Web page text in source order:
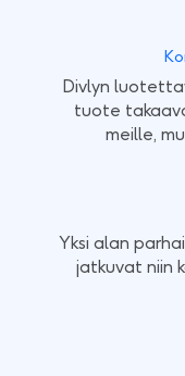
Divlyn
tuote
meille,
Yksi alan
jatkuvat niin